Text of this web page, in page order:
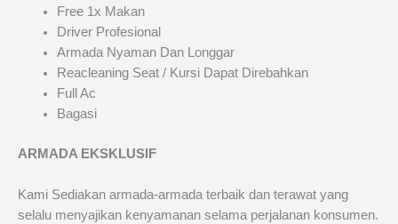
Free 1x Makan
Driver Profesional
Armada Nyaman Dan Longgar
Reacleaning Seat / Kursi Dapat Direbahkan
Full Ac
Bagasi
ARMADA EKSKLUSIF
Kami Sediakan armada-armada terbaik dan terawat yang
selalu menyajikan kenyamanan selama perjalanan konsumen.